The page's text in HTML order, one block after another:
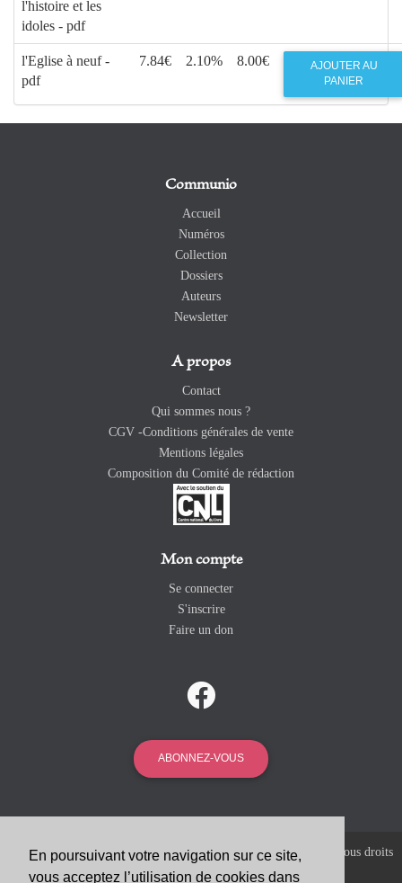
En poursuivant votre navigation sur ce site,
vous acceptez l’utilisation de cookies dans
l'histoire et les
idoles - pdf
l'Eglise à neuf -
pdf
7.84€ 2.10% 8.00€
AJOUTER AU
PANIER
Communio
Accueil
Numéros
Collection
Dossiers
Auteurs
Newsletter
A propos
Contact
Qui sommes nous ?
CGV -Conditions générales de vente
Mentions légales
Composition du Comité de rédaction
Mon compte
Se connecter
S'inscrire
Faire un don
ABONNEZ-VOUS
Copyright 2026 Revue Catholique Internationale COMMUNIO. Tous droits
réservés. |
Mentions Légales